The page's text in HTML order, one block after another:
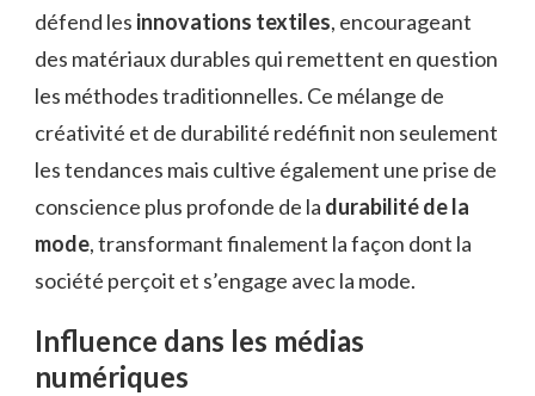
défend les innovations textiles, encourageant
des matériaux durables qui remettent en question
les méthodes traditionnelles. Ce mélange de
créativité et de durabilité redéfinit non seulement
les tendances mais cultive également une prise de
conscience plus profonde de la durabilité de la
mode, transformant finalement la façon dont la
société perçoit et s’engage avec la mode.
Influence dans les médias
numériques